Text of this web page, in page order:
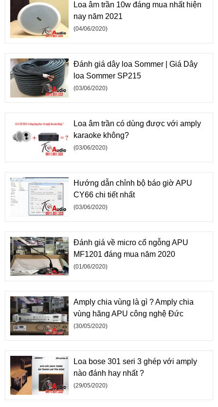
Loa âm trần 10w đáng mua nhất hiện
nay năm 2021
(04/06/2020)
Đánh giá dây loa Sommer | Giá Dây
loa Sommer SP215
(03/06/2020)
Loa âm trần có dùng được với amply
karaoke không?
(03/06/2020)
Hướng dẫn chỉnh bộ báo giờ APU
CY66 chi tiết nhất
(03/06/2020)
Đánh giá về micro cổ ngỗng APU
MF1201 đáng mua năm 2020
(01/06/2020)
Amply chia vùng là gì ? Amply chia
vùng hãng APU công nghệ Đức
(30/05/2020)
Loa bose 301 seri 3 ghép với amply
nào đánh hay nhất ?
(29/05/2020)